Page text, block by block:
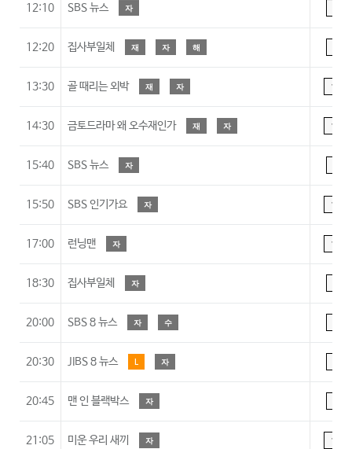
12:10 SBS 뉴스 자
12:20 집사부일체 재 자 해
13:30 골 때리는 외박 재 자 15
14:30 금토드라마 왜 오수재인가 재 자 15
15:40 SBS 뉴스 자
15:50 SBS 인기가요 자 15
17:00 런닝맨 자 15
18:30 집사부일체 자
20:00 SBS 8 뉴스 자 수
20:30 JIBS 8 뉴스 L 자
20:45 맨 인 블랙박스 자
21:05 미운 우리 새끼 자 15